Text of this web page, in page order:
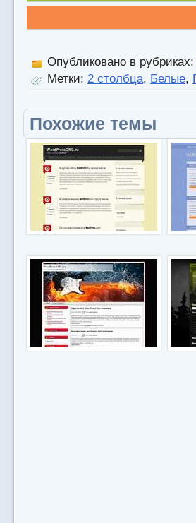
Опубликовано в рубриках:
Метки: 2 столбца, Белые,
Похожие темы